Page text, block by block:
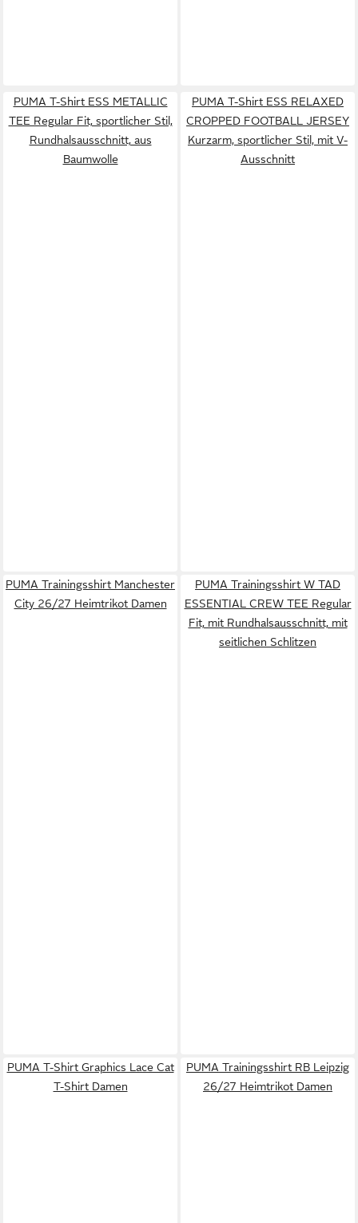
PUMA T-Shirt ESS METALLIC
TEE Regular Fit, sportlicher Stil,
Rundhalsausschnitt, aus
Baumwolle
PUMA T-Shirt ESS RELAXED
CROPPED FOOTBALL JERSEY
Kurzarm, sportlicher Stil, mit V-
Ausschnitt
PUMA Trainingsshirt Manchester
City 26/27 Heimtrikot Damen
PUMA Trainingsshirt W TAD
ESSENTIAL CREW TEE Regular
Fit, mit Rundhalsausschnitt, mit
seitlichen Schlitzen
PUMA T-Shirt Graphics Lace Cat
T-Shirt Damen
PUMA Trainingsshirt RB Leipzig
26/27 Heimtrikot Damen